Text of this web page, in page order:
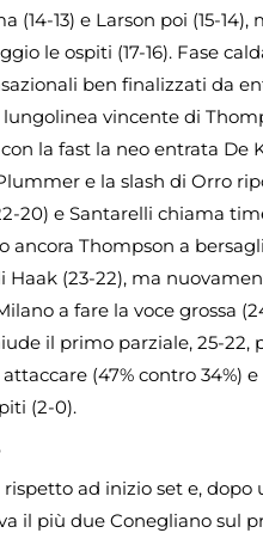
(14-13) e Larson poi (15-14),
le ospiti (17-16). Fase
ben finalizzati da
lungolinea vincente di
la fast la neo entrata De
e la slash di Orro
20) e Santarelli chiama
ancora Thompson a
Haak (23-22), ma
a fare la voce grossa
il primo parziale, 25-22,
attaccare (47% contro 34%)
(2-0).
ad inizio set e, dopo
il più due Conegliano sul